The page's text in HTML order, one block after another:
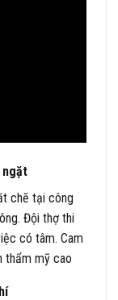
ngặt
chẽ tại công
Đội thợ thi
có tâm. Cam
thẩm mỹ cao